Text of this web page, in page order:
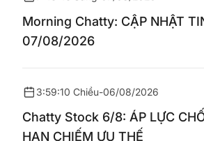
Morning Chatty: CẬP NHẬT
07/08/2026
3:59:10 Chiều-06/08/2026
Chatty Stock 6/8: ÁP LỰC
HẠN CHIẾM ƯU THẾ